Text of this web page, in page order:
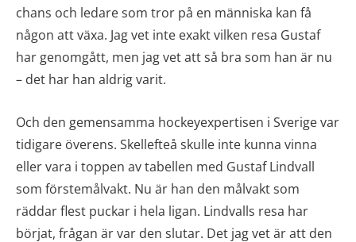
chans och ledare som tror på en människa kan få
någon att växa. Jag vet inte exakt vilken resa Gustaf
har genomgått, men jag vet att så bra som han är nu
– det har han aldrig varit.
Och den gemensamma hockeyexpertisen i Sverige var
tidigare överens. Skellefteå skulle inte kunna vinna
eller vara i toppen av tabellen med Gustaf Lindvall
som förstemålvakt. Nu är han den målvakt som
räddar flest puckar i hela ligan. Lindvalls resa har
börjat, frågan är var den slutar. Det jag vet är att den